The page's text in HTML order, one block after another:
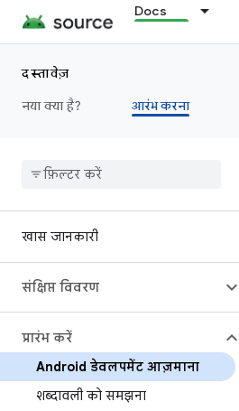
Docs
दस्तावेज़
नया क्या है?
आरंभ करना
खास जानकारी
संक्षिप्त विवरण
प्रारंभ करें
Android डेवलपमेंट आज़माना
शब्दावली को समझना